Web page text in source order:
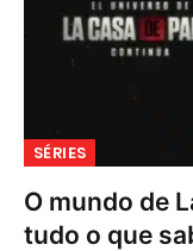
SÉRIES
O mundo de
tudo o que